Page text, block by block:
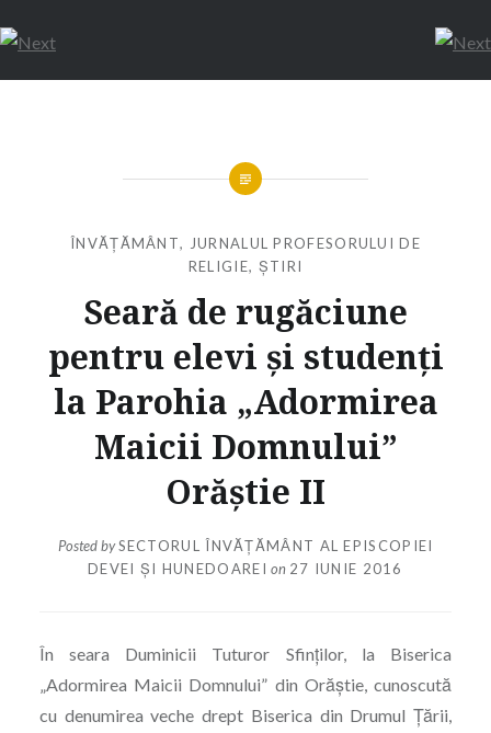
ÎNVĂȚĂMÂNT,
JURNALUL PROFESORULUI DE
RELIGIE, ȘTIRI
Seară de rugăciune
pentru elevi și studenți
la Parohia „Adormirea
Maicii Domnului”
Orăștie II
Posted bySECTORUL ÎNVĂȚĂMÂNT AL EPISCOPIEI
DEVEI ȘI HUNEDOAREI on 27 IUNIE 2016
În seara Duminicii Tuturor Sfinților, la Biserica
„Adormirea Maicii Domnului” din Orăștie, cunoscută
cu denumirea veche drept Biserica din Drumul Țării,